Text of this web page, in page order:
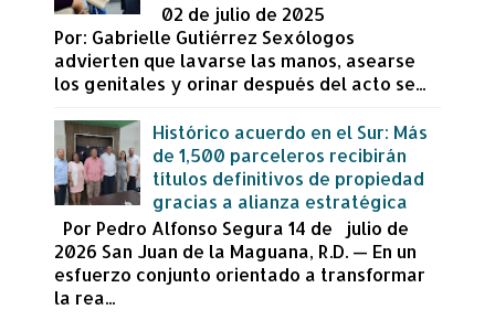
02 de julio de 2025
Por: Gabrielle Gutiérrez Sexólogos
advierten que lavarse las manos, asearse
los genitales y orinar después del acto se...
Histórico acuerdo en el Sur: Más
de 1,500 parceleros recibirán
títulos definitivos de propiedad
gracias a alianza estratégica
Por Pedro Alfonso Segura 14 de julio de
2026 San Juan de la Maguana, R.D. — En un
esfuerzo conjunto orientado a transformar
la rea...